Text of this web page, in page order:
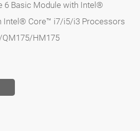
6 Basic Module with Intel®
Intel® Core™ i7/i5/i3 Processors
HM175